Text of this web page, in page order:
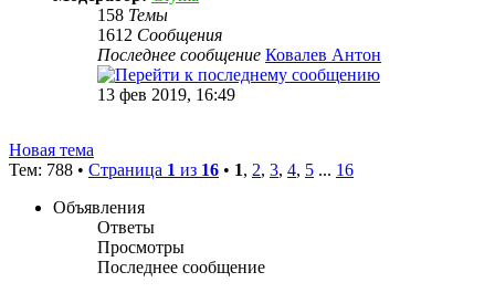
158 Темы
1612 Сообщения
Последнее сообщение Ковалев Антон
13 фев 2019, 16:49
Новая тема
Тем: 788 • Страница 1 из 16 • 1, 2, 3, 4, 5 ... 16
Объявления
Ответы
Просмотры
Последнее сообщение